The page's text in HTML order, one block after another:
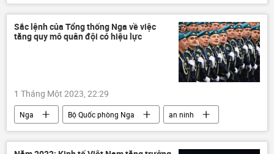
y khoa
y tế Sức khoẻ
Sắc lệnh của Tổng thống Nga về việc
tăng quy mô quân đội có hiệu lực
1 Tháng Một 2023, 22:29
Nga Bộ Quốc phòng Nga
an ninh
Vladimir Putin
quân đội Quân sự